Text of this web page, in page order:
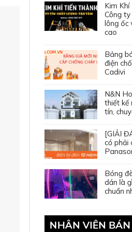
Kim
Công
lông ốc
cao
Bảng
điện
Cadivi
N&N
thiết kế
tín,
[GIẢI
có phải
Bóng
dán là
chuẩn
NHÂN VIÊN